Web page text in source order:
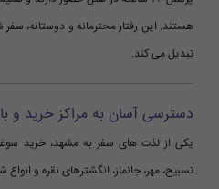
هستند. این رفتار محترمانه و دوستانه،
تبدیل می کند.
دسترسی آسان به مراکز خرید و
یکی از لذت های سفر به مشهد، خرید
تسبیح، مهر، جانماز، انگشترهای نقره و